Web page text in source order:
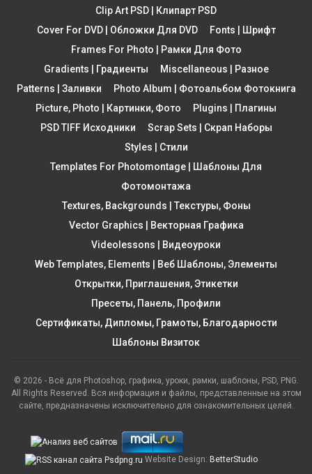
Clip Art PSD | Клипарт PSD
Cover For DVD | Обложки Для DVD
Fonts | Шрифт
Frames For Photo | Рамки Для Фото
Gradients | Градиенты
Miscellaneous | Разное
Patterns | Заливки
Photo Album | Фотоальбом Фотокнига
Picture, Photo | Картинки, Фото
Plugins | Плагины
PSD TIFF Исходники
Scrap Sets | Скрап Наборы
Styles | Стили
Templates For Photomontage | Шаблоны Для
Фотомонтажа
Textures, Backgrounds | Текстуры, Фоны
Vector Graphics | Векторная Графика
Videolessons | Видеоуроки
Web Templates, Elements | Веб Шаблоны, Элементы
Открытки, Приглашения, Этикетки
Пресеты, Панель, Профили
Сертификаты, Дипломы, Грамоты, Благодарности
Шаблоны Визиток
© 2026 - Всё для Photoshop, графика, уроки, рамки, шаблоны, PSD, PNG.
All Rights Reserved. Вся информация и файлы, представленные на этом
сайте, предназначены исключительно для ознакомительных целей.
Website Design: BetterStudio